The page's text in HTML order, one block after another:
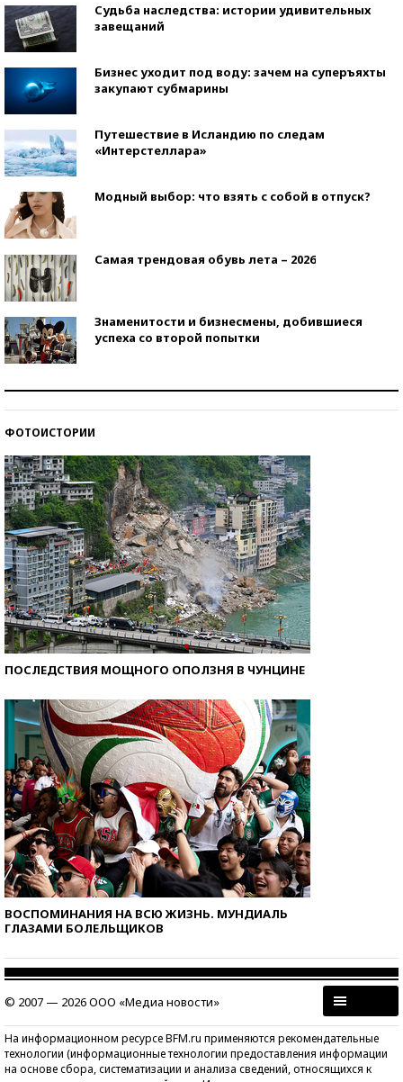
Судьба наследства: истории удивительных
завещаний
Бизнес уходит под воду: зачем на суперъяхты
закупают субмарины
Путешествие в Исландию по следам
«Интерстеллара»
Модный выбор: что взять с собой в отпуск?
Самая трендовая обувь лета – 2026
Знаменитости и бизнесмены, добившиеся
успеха со второй попытки
ФОТОИСТОРИИ
ПОСЛЕДСТВИЯ МОЩНОГО ОПОЛЗНЯ В ЧУНЦИНЕ
ВОСПОМИНАНИЯ НА ВСЮ ЖИЗНЬ. МУНДИАЛЬ
ГЛАЗАМИ БОЛЕЛЬЩИКОВ
© 2007 — 2026 ООО «Медиа новости»
На информационном ресурсе BFM.ru применяются рекомендательные
технологии (информационные технологии предоставления информации
на основе сбора, систематизации и анализа сведений, относящихся к